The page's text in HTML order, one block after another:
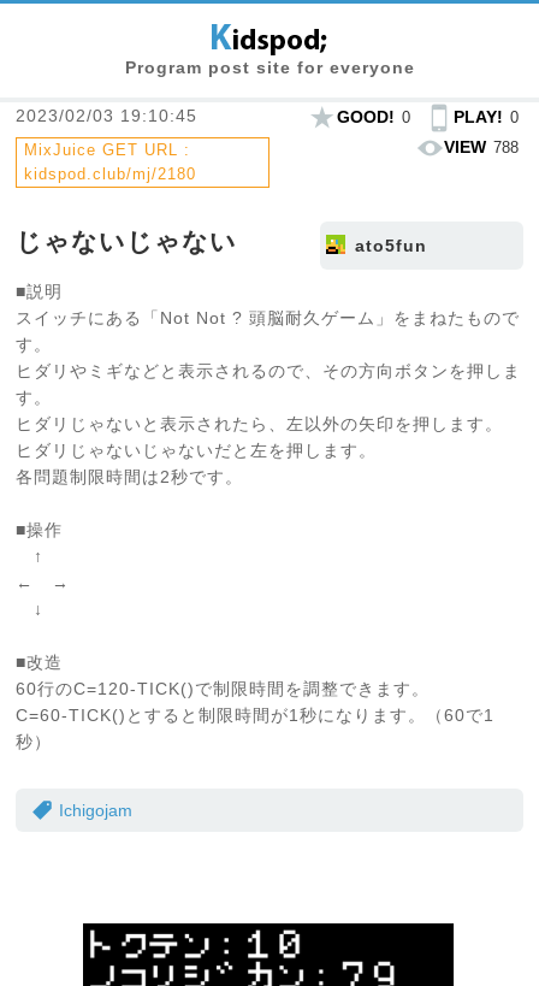
Program post site for everyone
2023/02/03 19:10:45
MixJuice GET URL :
kidspod.club/mj/2180
GOOD! 0 PLAY! 0
VIEW 788
ato5fun
じゃないじゃない
■説明
スイッチにある「Not Not ? 頭脳耐久ゲーム」をまねたもので
す。
ヒダリやミギなどと表示されるので、その方向ボタンを押しま
す。
ヒダリじゃないと表示されたら、左以外の矢印を押します。
ヒダリじゃないじゃないだと左を押します。
各問題制限時間は2秒です。
■操作
↑
← →
↓
■改造
60行のC=120-TICK()で制限時間を調整できます。
C=60-TICK()とすると制限時間が1秒になります。（60で1
秒）
Ichigojam